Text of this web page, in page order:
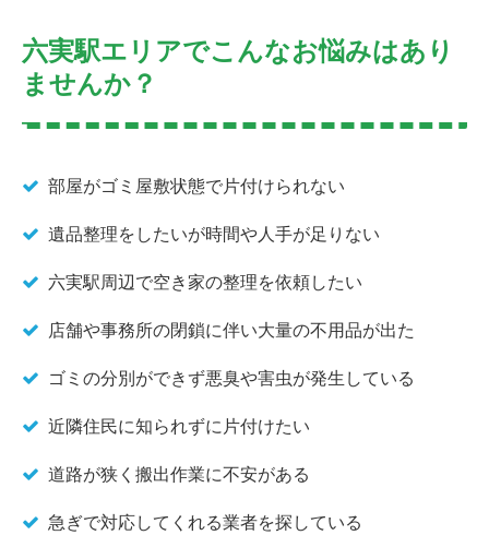
六実駅エリアでこんなお悩みはあり
ませんか？
部屋がゴミ屋敷状態で片付けられない
遺品整理をしたいが時間や人手が足りない
六実駅周辺で空き家の整理を依頼したい
店舗や事務所の閉鎖に伴い大量の不用品が出た
ゴミの分別ができず悪臭や害虫が発生している
近隣住民に知られずに片付けたい
道路が狭く搬出作業に不安がある
急ぎで対応してくれる業者を探している